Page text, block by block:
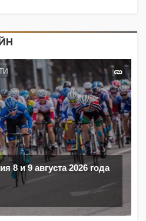
8 и 9 августа 2026 года